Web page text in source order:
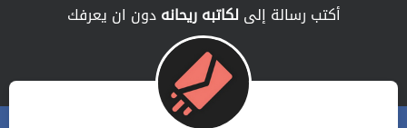
أكتب رسالة إلى لكاتبه ريحانهدون ان يعرفك